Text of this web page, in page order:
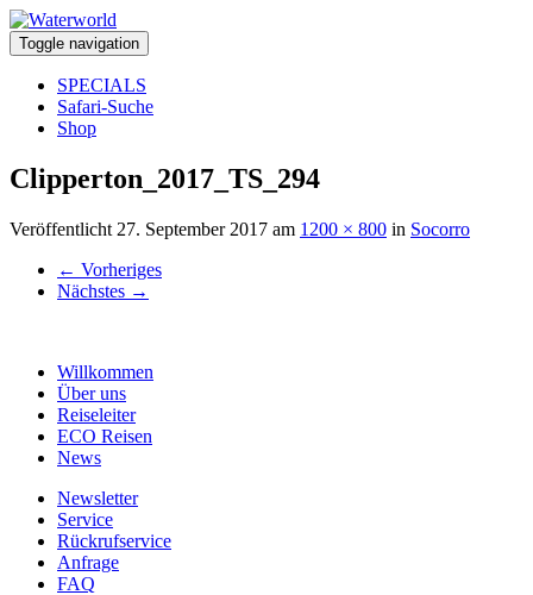
Toggle navigation
SPECIALS
Safari-Suche
Shop
Clipperton_2017_TS_294
Veröffentlicht 27. September 2017 am 1200 × 800 in Socorro
← Vorheriges
Nächstes →
Willkommen
Über uns
Reiseleiter
ECO Reisen
News
Newsletter
Service
Rückrufservice
Anfrage
FAQ